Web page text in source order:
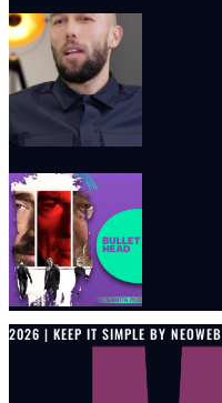
2026 | KEEP IT SIMPLE BY NEOWEB